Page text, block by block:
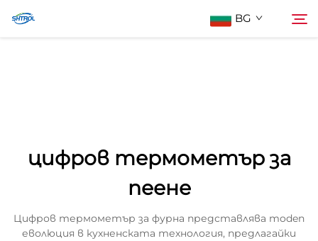
BG
Контактирайте Нас
цифров термометър за
пеене
Цифров термометър за фурна представлява moden
еволюция в кухненската технология, предлагайки